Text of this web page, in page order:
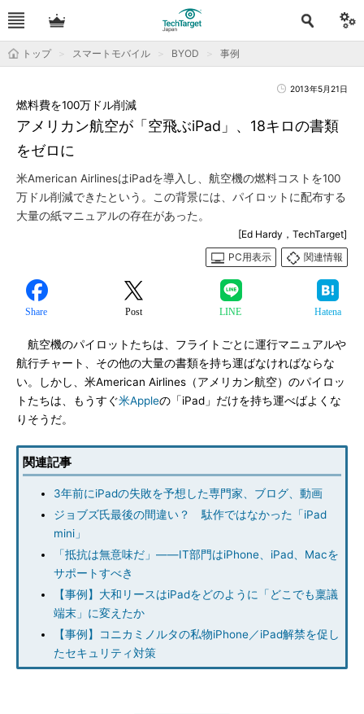
トップ スマートモバイル BYOD 事例
2013年5月21日
アメリカン航空が「空飛ぶiPad」、18キロの書類
をゼロに
燃料費を100万ドル削減
米American AirlinesはiPadを導入し、航空機の燃料コストを100
万ドル削減できたという。この背景には、パイロットに配布する
大量の紙マニュアルの存在があった。
[Ed Hardy，TechTarget]
PC用表示
関連情報
Share Post LINE Hatena
航空機のパイロットたちは、フライトごとに運行マニュアルや
航行チャート、その他の大量の書類を持ち運ばなければならな
い。しかし、米American Airlines（アメリカン航空）のパイロッ
トたちは、もうすぐ米Appleの「iPad」だけを持ち運べばよくな
りそうだ。
関連記事
3年前にiPadの失敗を予想した専門家、ブログ、動画
ジョブズ氏最後の間違い？ 駄作ではなかった「iPad
mini」
「抵抗は無意味だ」――IT部門はiPhone、iPad、Macを
サポートすべき
【事例】大和リースはiPadをどのように「どこでも稟議
端末」に変えたか
【事例】コニカミノルタの私物iPhone／iPad解禁を促し
たセキュリティ対策